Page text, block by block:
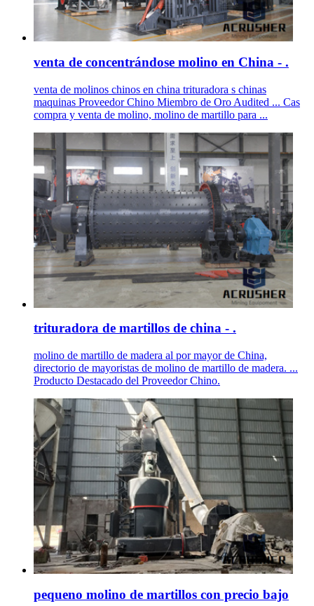
venta de concentrándose molino en China - .
venta de molinos chinos en china trituradora s chinas
maquinas Proveedor Chino Miembro de Oro Audited ... Cas
compra y venta de molino, molino de martillo para ...
trituradora de martillos de china - .
molino de martillo de madera al por mayor de China,
directorio de mayoristas de molino de martillo de madera. ...
Producto Destacado del Proveedor Chino.
pequeno molino de martillos con precio bajo